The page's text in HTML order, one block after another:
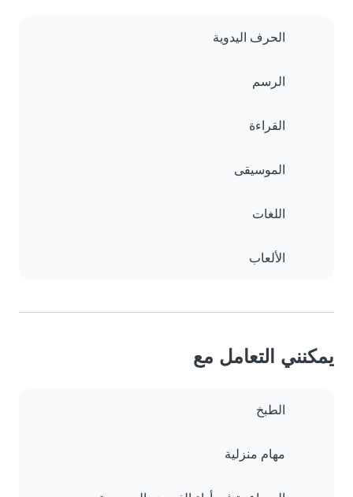
الحرف اليدوية
الرسم
القراءة
الموسيقى
اللغات
الألعاب
يمكنني التعامل مع
الطبخ
مهام منزلية